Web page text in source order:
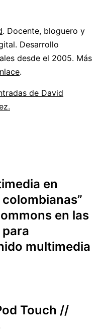
. Docente, bloguero y
Desarrollo
desde el 2005. Más
.
de David
en
en las
multimedia
Touch //